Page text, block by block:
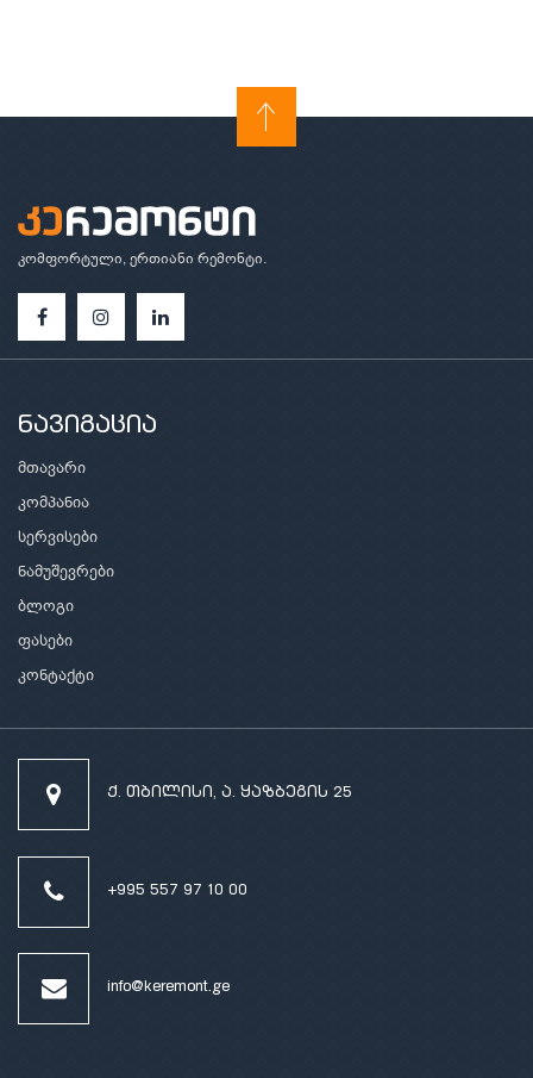
კომფორტული, ერთიანი რემონტი.
ნავიგაცია
მთავარი
კომპანია
სერვისები
ნამუშევრები
ბლოგი
ფასები
კონტაქტი
ქ. თბილისი, ა. ყაზბეგის 25
+995 557 97 10 00
info@keremont.ge